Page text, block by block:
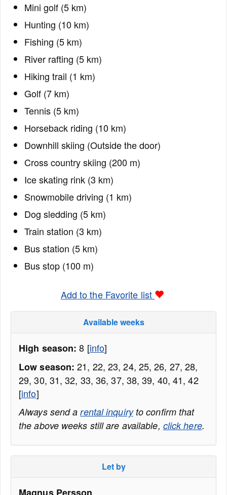
Mini golf (5 km)
Hunting (10 km)
Fishing (5 km)
River rafting (5 km)
Hiking trail (1 km)
Golf (7 km)
Tennis (5 km)
Horseback riding (10 km)
Downhill skiing (Outside the door)
Cross country skiing (200 m)
Ice skating rink (3 km)
Snowmobile driving (1 km)
Dog sledding (5 km)
Train station (3 km)
Bus station (5 km)
Bus stop (100 m)
Add to the Favorite list
Available weeks
High season: 8 [info]
Low season: 21, 22, 23, 24, 25, 26, 27, 28,
29, 30, 31, 32, 33, 36, 37, 38, 39, 40, 41, 42
[info]
Always send arental inquiryto confirm that
the above weeks still are available, click here.
Let by